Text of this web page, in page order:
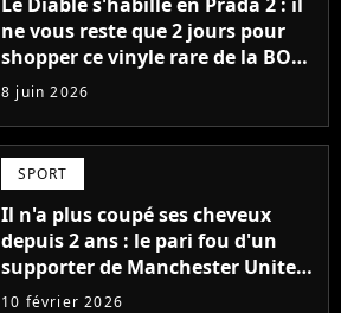
ne vous reste que 2 jours pour
shopper ce vinyle rare de la BO
avec Lady Gaga
8 juin 2026
SPORT
Il n'a plus coupé ses cheveux
depuis 2 ans : le pari fou d'un
supporter de Manchester United
pourrait enfin prendre fin ce soir
10 février 2026